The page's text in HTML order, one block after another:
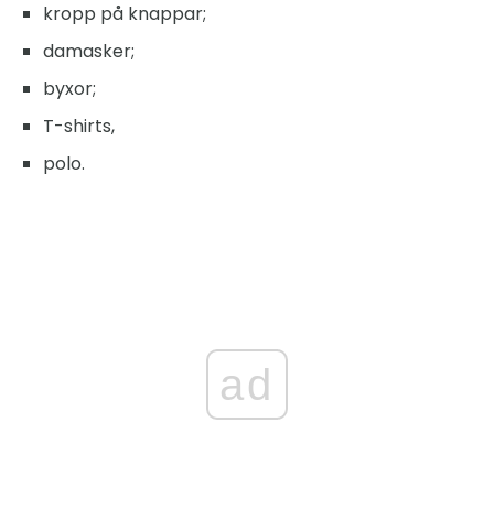
kropp på knappar;
damasker;
byxor;
T-shirts,
polo.
ad